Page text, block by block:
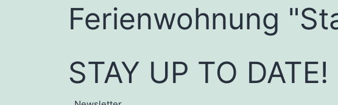
Ferienwohnung
STAY UP TO DATE!